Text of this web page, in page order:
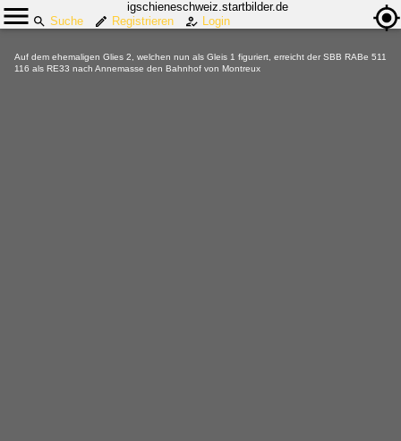
igschieneschweiz.startbilder.de
Suche
Registrieren Login
Auf dem ehemaligen Glies 2, welchen nun als Gleis 1 figuriert, erreicht der SBB RABe 511
116 als RE33 nach Annemasse den Bahnhof von Montreux